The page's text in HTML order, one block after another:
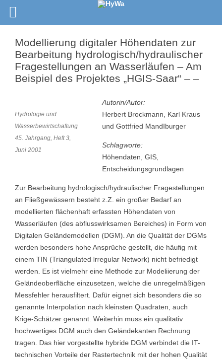
Modellierung digitaler Höhendaten zur
Bearbeitung hydrologisch/hydraulischer
Fragestellungen an Wasserläufen – Am
Beispiel des Projektes „HGIS-Saar“ – –
Hydrologie und
Wasserbewirtschaftung
45. Jahrgang, Heft 3,
Juni 2001
Autorin/Autor:
Herbert Brockmann, Karl Kraus
und Gottfried MandIburger
Schlagworte:
Höhendaten, GIS,
Entscheidungsgrundlagen
Zur Bearbeitung hydrologisch/hydraulischer Fragestellungen
an Fließgewässern besteht z.Z. ein großer Bedarf an
modellierten flächenhaft erfassten Höhendaten von
Wasserläufen (des abflusswirksamen Bereiches) in Form von
Digitalen Geländemodellen (DGM). An die Qualität der DGMs
werden besonders hohe Ansprüche gestellt, die häufig mit
einem TIN (Triangulated lrregular Network) nicht befriedigt
werden. Es ist vielmehr eine Methode zur Modeliierung der
Geländeoberfläche einzusetzen, welche die unregelmäßigen
Messfehler herausfiltert. Dafür eignet sich besonders die so
genannte Interpolation nach kleinsten Quadraten, auch
Krige-Schätzer genannt. Weiterhin muss ein qualitativ
hochwertiges DGM auch den Geländekanten Rechnung
tragen. Das hier vorgestellte hybride DGM verbindet die IT-
technischen Vorteile der Rastertechnik mit der hohen Qualität